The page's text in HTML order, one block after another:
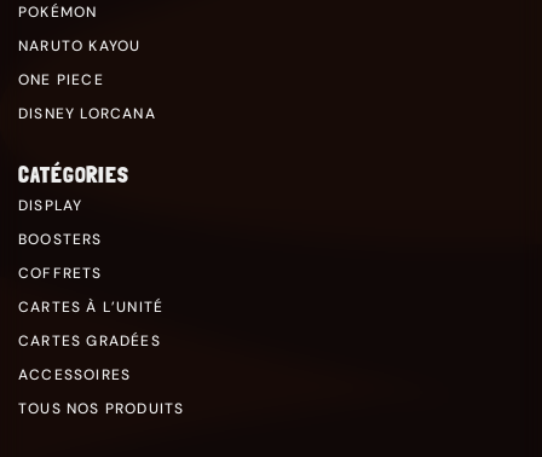
POKÉMON
NARUTO KAYOU
ONE PIECE
DISNEY LORCANA
CATÉGORIES
DISPLAY
BOOSTERS
COFFRETS
CARTES À L’UNITÉ
CARTES GRADÉES
ACCESSOIRES
TOUS NOS PRODUITS